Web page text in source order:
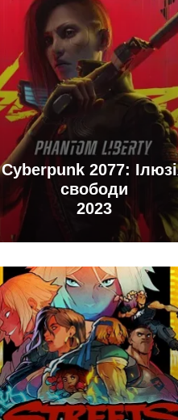
Cyberpunk 2077:
свободи
2023